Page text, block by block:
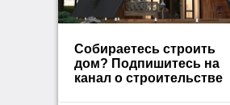
Собираетесь строить
дом? Подпишитесь на
канал о строительстве